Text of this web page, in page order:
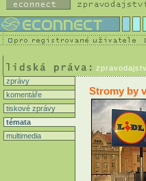
zprávy
komentáře
tiskové zprávy
témata
multimedia
Stromy by